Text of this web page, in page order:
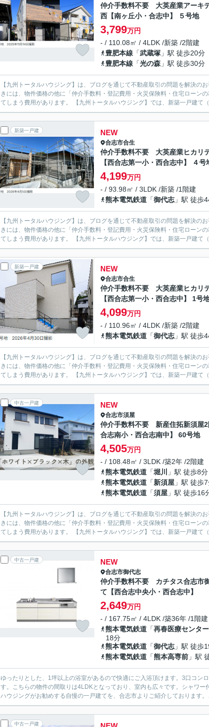
仲介手数料不要 大英産業アーキ
西【南ヶ丘小・合志中】 ５号地
3,799万円
- / 110.08㎡ / 4LDK /新築 /2階建
豊肥本線 「武蔵塚 」駅 徒歩20分
豊肥本線 「光の森 」駅 徒歩30分
【九州トータルハウジング】は、ブログを通じて不動産取引の問題を解決のお手伝いをする
きには、物件価格の他に「仲介手数料・登記費用・火災保険料・住宅ローン
てしまう費用があります。 【九州トータルハウジング】では
新築一戸建 NEW
合志市合生
仲介手数料不要 大英産業ヒカリ
【西合志第一小・西合志中】 ４号
4,199万円
- / 93.98㎡ / 3LDK /新築 /1階建
熊本電気鉄道 「御代志 」駅 徒歩
【九州トータルハウジング】は、ブログを通じて不動産取引の問題を解決のお手伝いをする
きには、物件価格の他に「仲介手数料・登記費用・火災保険料・住宅ローン
てしまう費用があります。 【九州トータルハウジング】では
新築一戸建 NEW
合志市合生
仲介手数料不要 大英産業ヒカリ
【西合志第一小・西合志中】 1号
4,099万円
- / 110.96㎡ / 4LDK /新築 /2階建
熊本電気鉄道 「御代志 」駅 徒歩
【九州トータルハウジング】は、ブログを通じて不動産取引の問題を解決のお手伝いをする
きには、物件価格の他に「仲介手数料・登記費用・火災保険料・住宅ローン
てしまう費用があります。 【九州トータルハウジング】では
中古一戸建 NEW
合志市須屋
仲介手数料不要 新産住拓新須屋2
合志南小・西合志南中】 60号地
4,505万円
- / 108.48㎡ / 3LDK /築2年 /2階建
熊本電気鉄道 「堀川
」駅 徒歩8分
熊本電気鉄道 「新須屋 」駅 徒歩
熊本電気鉄道 「須屋 」駅 徒歩16
【九州トータルハウジング】は、ブログを通じて不動産取引の問題を解決のお手伝いをする
きには、物件価格の他に「仲介手数料・登記費用・火災保険料・住宅ローン
てしまう費用があります。 【九州トータルハウジング】では
中古一戸建 NEW
合志市御代志
仲介手数料不要 カチタス合志市
て【西合志中央小・西合志中】
2,649万円
- / 167.75㎡ / 4LDK /築36年 /1階建
熊本電気鉄道 「再春医療センタ
18分
熊本電気鉄道 「御代志 」駅 徒歩
熊本電気鉄道 「熊本高専前 」駅
ゆったりとした、1坪以上の浴室があるので快適にご入浴頂けます。3口コン
す。こちらの物件の間取りは4LDKとなっており、室内も広々です。シャワ
ハウジングがお勧めする自慢の一戸建てを、合志市よりご紹介しております
中古一戸建